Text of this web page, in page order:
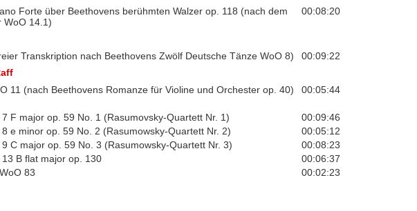
Forte über Beethovens berühmten Walzer op. 118 (nach dem
WoO 14.1)
00:08:20
Transkription nach Beethovens Zwölf Deutsche Tänze WoO 8)
00:09:22
11 (nach Beethovens Romanze für Violine und Orchester op. 40) 00:05:44
F major op. 59 No. 1 (Rasumovsky-Quartett Nr. 1)
00:09:46
e minor op. 59 No. 2 (Rasumowsky-Quartett Nr. 2)
00:05:12
C major op. 59 No. 3 (Rasumowsky-Quartett Nr. 3)
00:08:23
B flat major op. 130
00:06:37
83 00:02:23